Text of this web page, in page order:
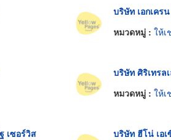
บริษัท เอกเคร
หมวดหมู่ : ให้เ
บริษัท ศิริเทรล
หมวดหมู่ : ให้เ
เซอร์วิส
บริษัท ฮีโน่ เอเ